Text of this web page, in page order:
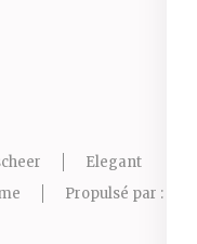
Elegant
Propulsé par :